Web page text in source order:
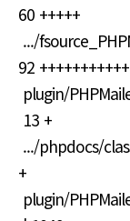
60 +++++
.../
92 +++++++++++
plugin/
13 +
.../phpdocs/
+
plugin/